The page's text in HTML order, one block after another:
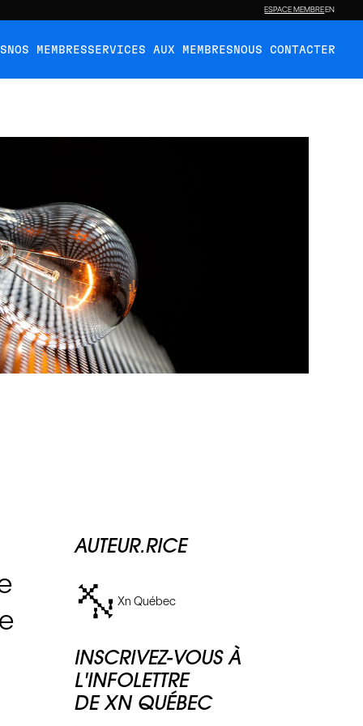
ESPACE MEMBREEN
NOS MEMBRESSERVICES AUX MEMBRES NOUS CONTACTER
AUTEUR.RICE
Xn Québec
INSCRIVEZ-VOUS À
L'INFOLETTRE
DE XN QUÉBEC